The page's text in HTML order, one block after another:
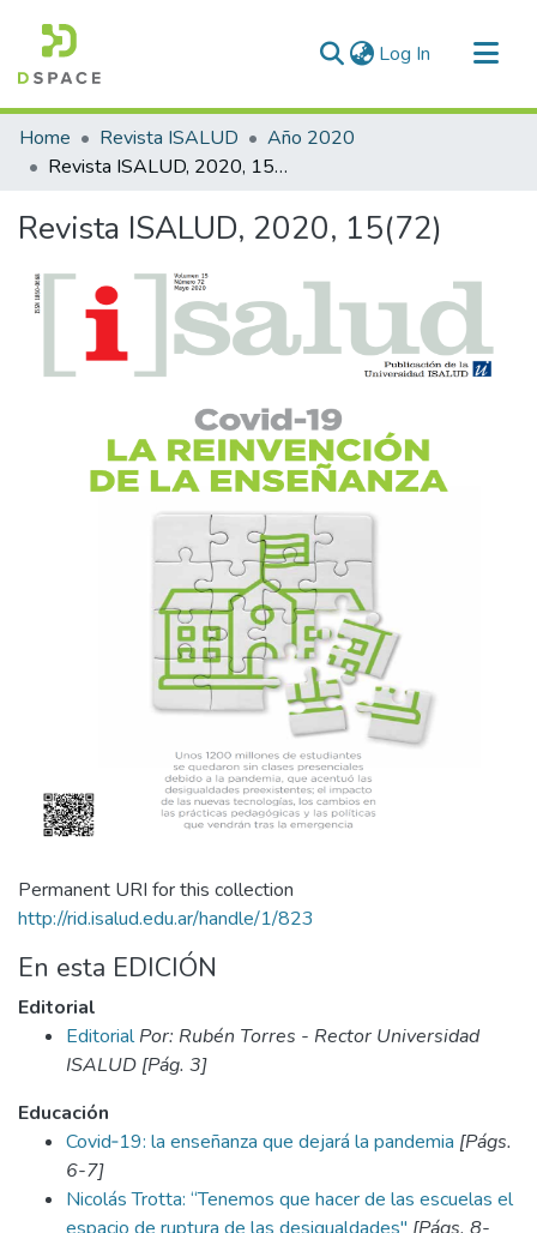
Log In (current)
Communities & Collections
All of DSpace
Home Revista ISALUD
Año 2020
Revista ISALUD, 2020, 15(72)
Revista ISALUD, 2020, 15(72)
Permanent URI for this collection
http://rid.isalud.edu.ar/handle/1/823
En esta EDICIÓN
Editorial
EditorialPor: Rubén Torres - Rector Universidad
ISALUD [Pág. 3]
Educación
Covid‑19: la enseñanza que dejará la pandemia [Págs.
6-7]
Nicolás Trotta: “Tenemos que hacer de las escuelas el